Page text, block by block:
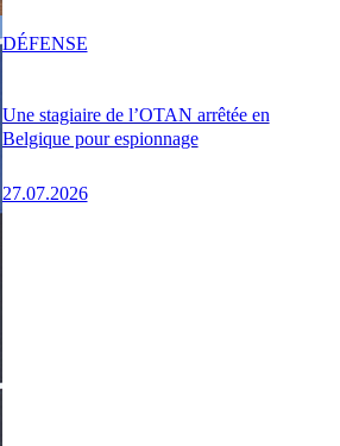
Une stagiaire de l’OTAN arrêtée en
Belgique pour espionnage
27.07.2026
DÉFENSE